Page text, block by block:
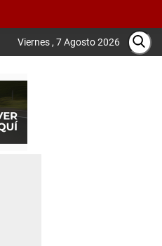
Viernes , 7 Agosto 2026